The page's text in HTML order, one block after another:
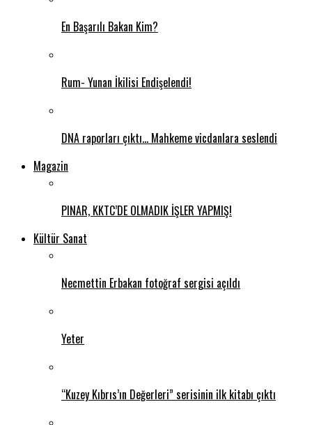
En Başarılı Bakan Kim?
Rum- Yunan İkilisi Endişelendi!
DNA raporları çıktı… Mahkeme vicdanlara seslendi
Magazin
PINAR, KKTC’DE OLMADIK İŞLER YAPMIŞ!
Kültür Sanat
Necmettin Erbakan fotoğraf sergisi açıldı
Yeter
“Kuzey Kıbrıs’ın Değerleri” serisinin ilk kitabı çıktı